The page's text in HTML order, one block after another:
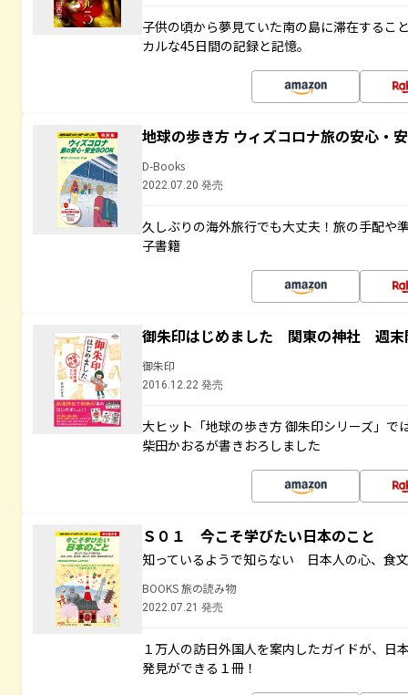
子供の頃から夢見ていた南の島に滞在するこ
カルな45日間の記録と記憶。
地球の歩き方 ウィズコロナ旅の安心・
D-Books
2022.07.20 発売
久しぶりの海外旅行でも大丈夫！旅の手配や
子書籍
御朱印はじめました 関東の神社 週末
御朱印
2016.12.22 発売
大ヒット「地球の歩き方 御朱印シリーズ」
柴田かおるが書きおろしました
Ｓ０１ 今こそ学びたい日本のこと
知っているようで知らない 日本人の心、食
BOOKS 旅の読み物
2022.07.21 発売
１万人の訪日外国人を案内したガイドが、日
発見ができる１冊！